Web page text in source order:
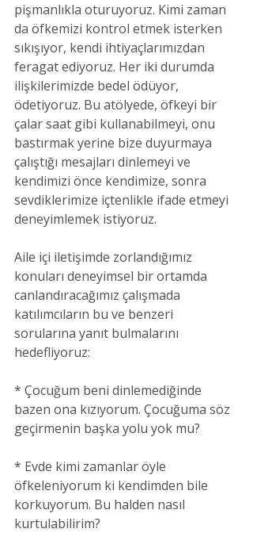
pişmanlıkla oturuyoruz. Kimi zaman
da öfkemizi kontrol etmek isterken
sıkışıyor, kendi ihtiyaçlarımızdan
feragat ediyoruz. Her iki durumda
ilişkilerimizde bedel ödüyor,
ödetiyoruz. Bu atölyede, öfkeyi bir
çalar saat gibi kullanabilmeyi, onu
bastırmak yerine bize duyurmaya
çalıştığı mesajları dinlemeyi ve
kendimizi önce kendimize, sonra
sevdiklerimize içtenlikle ifade etmeyi
deneyimlemek istiyoruz.
Aile içi iletişimde zorlandığımız
konuları deneyimsel bir ortamda
canlandıracağımız çalışmada
katılımcıların bu ve benzeri
sorularına yanıt bulmalarını
hedefliyoruz:
* Çocuğum beni dinlemediğinde
bazen ona kızıyorum. Çocuğuma söz
geçirmenin başka yolu yok mu?
* Evde kimi zamanlar öyle
öfkeleniyorum ki kendimden bile
korkuyorum. Bu halden nasıl
kurtulabilirim?